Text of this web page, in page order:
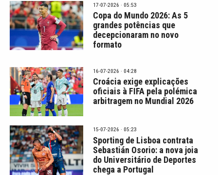
17-07-2026 · 05:53
Copa do Mundo 2026: As 5
grandes potências que
decepcionaram no novo
formato
16-07-2026 · 04:28
Croácia exige explicações
oficiais à FIFA pela polémica
arbitragem no Mundial 2026
15-07-2026 · 05:23
Sporting de Lisboa contrata
Sebastián Osorio: a nova joia
do Universitário de Deportes
chega a Portugal